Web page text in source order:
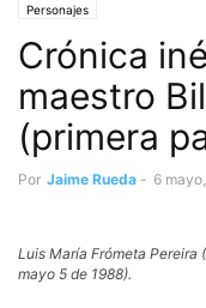
Personajes
Crónica
maestro
(primera
Por Jaime Rueda - 6
Luis María Frómeta Pereira
mayo 5 de 1988).